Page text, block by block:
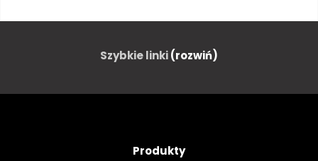
EGZOTYCZNY WAKACJE
WYSPA PEJZAŻ
Szybkie linki(rozwiń)
Produkty